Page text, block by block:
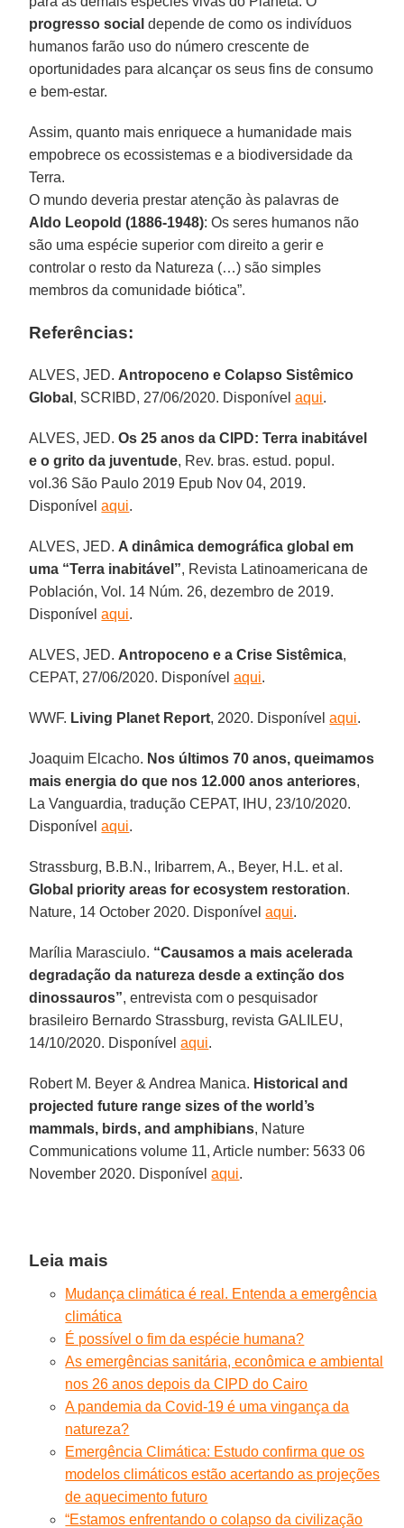
progresso social depende de como os indivíduos
humanos farão uso do número crescente de
oportunidades para alcançar os seus fins de consumo
e bem-estar.
Assim, quanto mais enriquece a humanidade mais
empobrece os ecossistemas e a biodiversidade da
Terra.
O mundo deveria prestar atenção às palavras de
Aldo Leopold (1886-1948): Os seres humanos não
são uma espécie superior com direito a gerir e
controlar o resto da Natureza (…) são simples
membros da comunidade biótica”.
Referências:
ALVES, JED. Antropoceno e Colapso Sistêmico
Global , SCRIBD, 27/06/2020. Disponívelaqui.
ALVES, JED.Os 25 anos da CIPD: Terra inabitável
e o grito da juventude, Rev. bras. estud. popul.
vol.36 São Paulo 2019 Epub Nov 04, 2019.
Disponívelaqui.
ALVES, JED. A dinâmica demográfica global em
uma “Terra inabitável”, Revista Latinoamericana de
Población, Vol. 14 Núm. 26, dezembro de 2019.
Disponívelaqui.
ALVES, JED. Antropoceno e a Crise Sistêmica,
CEPAT, 27/06/2020. Disponívelaqui.
WWF. Living Planet Report, 2020. Disponívelaqui.
Joaquim Elcacho. Nos últimos 70 anos, queimamos
mais energia do que nos 12.000 anos anteriores,
La Vanguardia, tradução CEPAT, IHU, 23/10/2020.
Disponívelaqui.
Strassburg, B.B.N., Iribarrem, A., Beyer, H.L. et al.
Global priority areas for ecosystem restoration.
Nature, 14 October 2020. Disponívelaqui.
Marília Marasciulo. “Causamos a mais acelerada
degradação da natureza desde a extinção dos
dinossauros”, entrevista com o pesquisador
brasileiro Bernardo Strassburg, revista GALILEU,
14/10/2020. Disponívelaqui.
Robert M. Beyer & Andrea Manica. Historical and
projected future range sizes of the world’s
mammals, birds, and amphibians, Nature
Communications volume 11, Article number: 5633 06
November 2020. Disponívelaqui.
Leia mais
Mudança climática é real. Entenda a emergência
climática
É possível o fim da espécie humana?
As emergências sanitária, econômica e ambiental
nos 26 anos depois da CIPD do Cairo
A pandemia da Covid-19 é uma vingança da
natureza?
Emergência Climática: Estudo confirma que os
modelos climáticos estão acertando as projeções
de aquecimento futuro
“Estamos enfrentando o colapso da civilização